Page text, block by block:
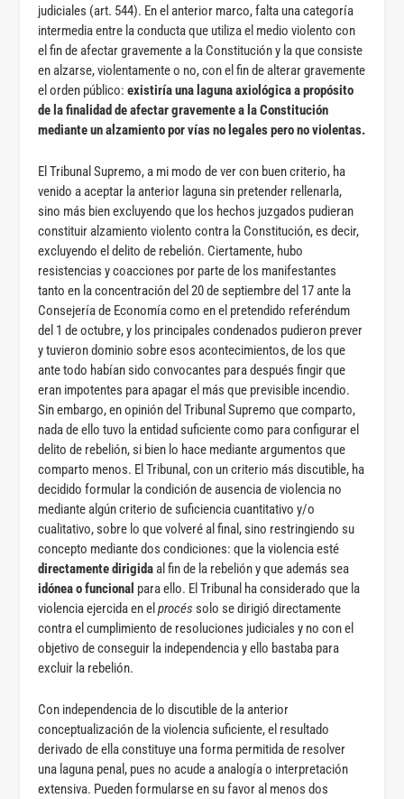
judiciales (art. 544). En el anterior marco, falta una categoría
intermedia entre la conducta que utiliza el medio violento con
el fin de afectar gravemente a la Constitución y la que consiste
en alzarse, violentamente o no, con el fin de alterar gravemente
el orden público:existiría una laguna axiológica a propósito
de la finalidad de afectar gravemente a la Constitución
mediante un alzamiento por vías no legales pero no violentas.
El Tribunal Supremo, a mi modo de ver con buen criterio, ha
venido a aceptar la anterior laguna sin pretender rellenarla,
sino más bien excluyendo que los hechos juzgados pudieran
constituir alzamiento violento contra la Constitución, es decir,
excluyendo el delito de rebelión. Ciertamente, hubo
resistencias y coacciones por parte de los manifestantes
tanto en la concentración del 20 de septiembre del 17 ante la
Consejería de Economía como en el pretendido referéndum
del 1 de octubre, y los principales condenados pudieron prever
y tuvieron dominio sobre esos acontecimientos, de los que
ante todo habían sido convocantes para después fingir que
eran impotentes para apagar el más que previsible incendio.
Sin embargo, en opinión del Tribunal Supremo que comparto,
nada de ello tuvo la entidad suficiente como para configurar el
delito de rebelión, si bien lo hace mediante argumentos que
comparto menos. El Tribunal, con un criterio más discutible, ha
decidido formular la condición de ausencia de violencia no
mediante algún criterio de suficiencia cuantitativo y/o
cualitativo, sobre lo que volveré al final, sino restringiendo su
concepto mediante dos condiciones: que la violencia esté
directamente dirigidaal fin de la rebelión y que además sea
idónea o funcional para ello. El Tribunal ha considerado que la
violencia ejercida en elprocés solo se dirigió directamente
contra el cumplimiento de resoluciones judiciales y no con el
objetivo de conseguir la independencia y ello bastaba para
excluir la rebelión.
Con independencia de lo discutible de la anterior
conceptualización de la violencia suficiente, el resultado
derivado de ella constituye una forma permitida de resolver
una laguna penal, pues no acude a analogía o interpretación
extensiva. Pueden formularse en su favor al menos dos